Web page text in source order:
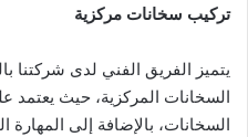
تركيب سخانات مركزية
يتميز الفريق الفني لدى شركتنا
السخانات المركزية، حيث
السخانات، بالإضافة إلى المهارة